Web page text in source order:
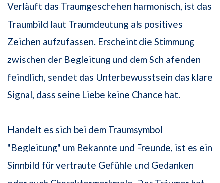
Verläuft das Traumgeschehen harmonisch, ist das
Traumbild laut Traumdeutung als positives
Zeichen aufzufassen. Erscheint die Stimmung
zwischen der Begleitung und dem Schlafenden
feindlich, sendet das Unterbewusstsein das klare
Signal, dass seine Liebe keine Chance hat.
Handelt es sich bei dem Traumsymbol
"Begleitung" um Bekannte und Freunde, ist es ein
Sinnbild für vertraute Gefühle und Gedanken